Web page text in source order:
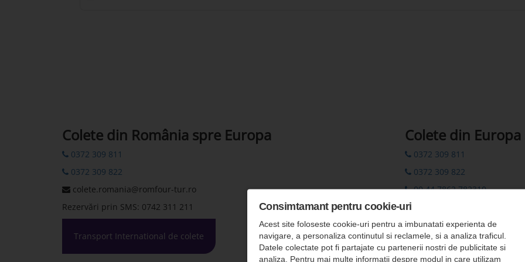
Colete din România spre Europa
0372 309 811
0372 309 822
colete.romania@romfour-tur.ro
Rezervări prin SMS: 0742 311 211
Transport International de colete
Colete din
0372 309 811
0372 309 822
00 44 7862 782310
Rezervări prin SMS: 0742 311
Consimtamant pentru cookie-uri
Acest site foloseste cookie-uri pentru a imbunatati experienta de
navigare, a personaliza continutul si reclamele, si a analiza traficul.
Datele colectate pot fi partajate cu partenerii nostri de publicitate si
analiza. Pentru mai multe informatii despre modul in care utilizam